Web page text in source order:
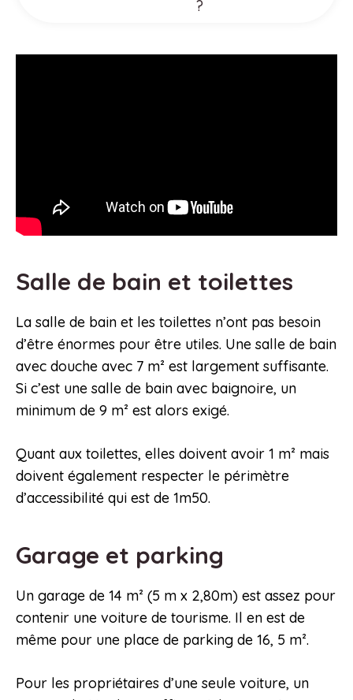
?
Salle de bain et toilettes
La salle de bain et les toilettes n’ont pas besoin
d’être énormes pour être utiles. Une salle de bain
avec douche avec 7 m² est largement suffisante.
Si c’est une salle de bain avec baignoire, un
minimum de 9 m² est alors exigé.
Quant aux toilettes, elles doivent avoir 1 m² mais
doivent également respecter le périmètre
d’accessibilité qui est de 1m50.
Garage et parking
Un garage de 14 m² (5 m x 2,80m) est assez pour
contenir une voiture de tourisme. Il en est de
même pour une place de parking de 16, 5 m².
Pour les propriétaires d’une seule voiture, un